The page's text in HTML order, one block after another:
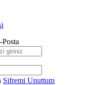
Posta
Şifremi Unuttum